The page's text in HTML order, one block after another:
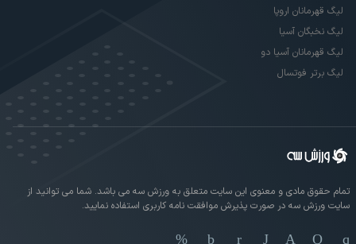
لیگ قهرمانان اروپا
لیگ نخبگان آسیا
لیگ قهرمانان آسیا دو
لیگ برتر فوتسال
تمام حقوق مادی و معنوی این سایت متعلق به ورزش سه می باشد. شما می توانید از
سایت ورزش سه در صورت پذیرش موافقت نامه کاربری استفاده نمایید.